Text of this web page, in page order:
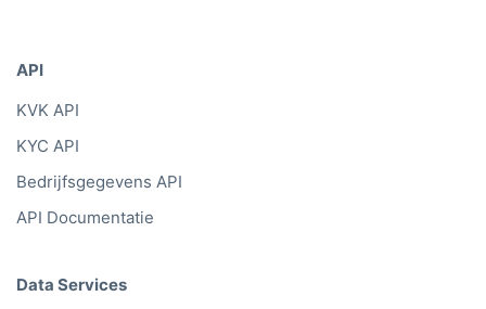
API
KVK API
KYC API
Bedrijfsgegevens API
API Documentatie
Data Services